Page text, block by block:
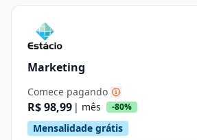
Marketing
Comece pagando
R$ 98,99 | mês -80%
Mensalidade grátis